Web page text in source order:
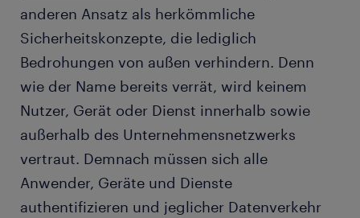
anderen Ansatz als herkömmliche
Sicherheitskonzepte, die lediglich
Bedrohungen von außen verhindern. Denn
wie der Name bereits verrät, wird keinem
Nutzer, Gerät oder Dienst innerhalb sowie
außerhalb des Unternehmensnetzwerks
vertraut. Demnach müssen sich alle
Anwender, Geräte und Dienste
authentifizieren und jeglicher Datenverkehr